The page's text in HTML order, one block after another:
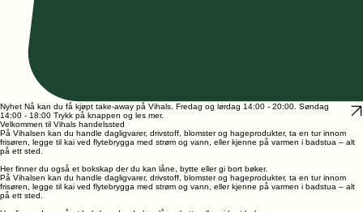
Nyhet Nå kan du få kjøpt take-away på Vihals. Fredag og lørdag 14:00 - 20:00. Søndag
14:00 - 18:00 Trykk på knappen og les mer.
Velkommen til Vihals handelssted
På Vihalsen kan du handle dagligvarer, drivstoff, blomster og hageprodukter, ta en tur innom
på ett sted.
Her finner du også et bokskap der du kan låne, bytte eller gi bort bøker.
På Vihalsen kan du handle dagligvarer, drivstoff, blomster og hageprodukter, ta en tur innom